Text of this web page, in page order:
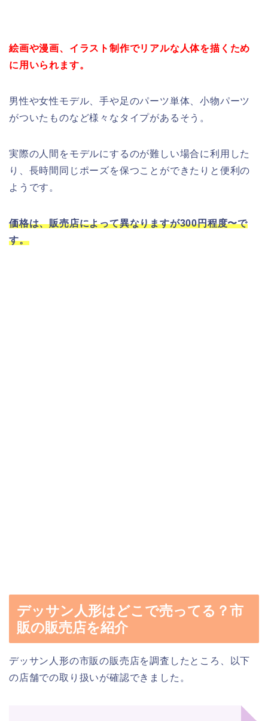
絵画や漫画、イラスト制作でリアルな人体を描くため
に用いられます。
男性や女性モデル、手や足のパーツ単体、小物パーツ
がついたものなど様々なタイプがあるそう。
実際の人間をモデルにするのが難しい場合に利用した
り、長時間同じポーズを保つことができたりと便利の
ようです。
価格は、販売店によって異なりますが300円程度〜で
す。
デッサン人形はどこで売ってる？市
販の販売店を紹介
デッサン人形の市販の販売店を調査したところ、以下
の店舗での取り扱いが確認できました。